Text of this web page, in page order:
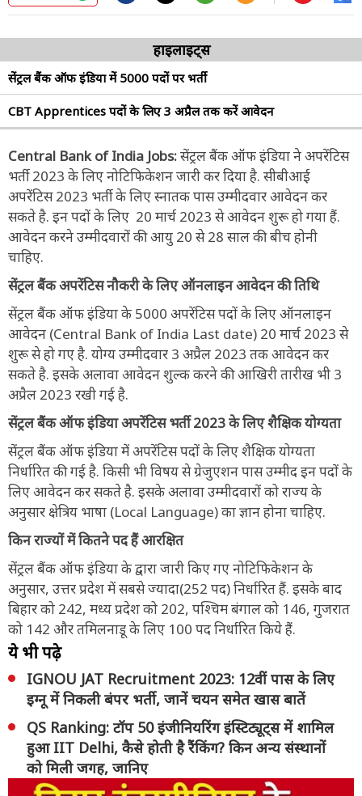
हाइलाइट्स
सेंट्रल बैंक ऑफ इंडिया में 5000 पदों पर भर्ती
CBT Apprentices पदों के लिए 3 अप्रैल तक करें आवेदन
Central Bank of India Jobs:सेंट्रल बैंक ऑफ इंडिया ने अपरेंटिस
भर्ती 2023 के लिए नोटिफिकेशन जारी कर दिया है. सीबीआई
अपरेंटिस 2023 भर्ती के लिए स्नातक पास उम्मीदवार आवेदन कर
सकते है. इन पदों के लिए 20 मार्च 2023 से आवेदन शुरू हो गया हैं.
आवेदन करने उम्मीदवारों की आयु 20 से 28 साल की बीच होनी
चाहिए.
सेंट्रल बैंक अपरेंटिसनौकरी के लिए ऑनलाइन आवेदन की तिथि
सेंट्रल बैंक ऑफ इंडिया के 5000 अपरेंटिस पदों के लिए ऑनलाइन
आवेदन (Central Bank of India Last date) 20 मार्च 2023 से
शुरू से हो गए है. योग्य उम्मीदवार 3 अप्रैल 2023 तक आवेदन कर
सकते है. इसके अलावा आवेदन शुल्क करने की आखिरी तारीख भी 3
अप्रैल 2023 रखी गई है.
सेंट्रल बैंक ऑफ इंडिया अपरेंटिस भर्ती 2023 के लिए शैक्षिक योग्यता
सेंट्रल बैंक ऑफ इंडिया में अपरेंटिस पदों के लिए शैक्षिक योग्यता
निर्धारित की गई है. किसी भी विषय से ग्रेजुएशन पास उम्मीद इन पदों के
लिए आवेदन कर सकते है. इसके अलावा उम्मीदवारों को राज्य के
अनुसार क्षेत्रिय भाषा (Local Language) का ज्ञान होना चाहिए.
किन राज्यों में कितने पद हैं आरक्षित
सेंट्रल बैंक ऑफ इंडिया के द्वारा जारी किए गए नोटिफिकेशन के
अनुसार, उत्तर प्रदेश में सबसे ज्यादा(252 पद) निर्धारित हैं. इसके बाद
बिहार को 242, मध्य प्रदेश को 202, पश्चिम बंगाल को 146, गुजरात
को 142 और तमिलनाडू के लिए 100 पद निर्धारित किये हैं.
ये भी पढ़े
IGNOU JAT Recruitment 2023: 12वीं पास के लिए
इग्नू में निकली बंपर भर्ती, जानें चयन समेत खास बातें
QS Ranking: टॉप 50 इंजीनियरिंग इंस्टिट्यूट्स में शामिल
हुआ IIT Delhi, कैसे होती है रैंकिंग? किन अन्य संस्थानों
को मिली जगह, जानिए